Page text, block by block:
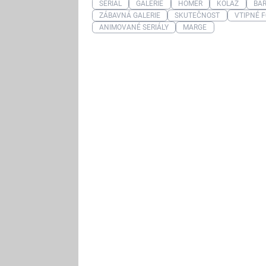
SERIÁL
GALERIE HOMER KOLÁŽ
ZÁBAVNÁ GALERIE
SKUTEČNOST
VTIPNÉ
ANIMOVANÉ SERIÁLY
MARGE